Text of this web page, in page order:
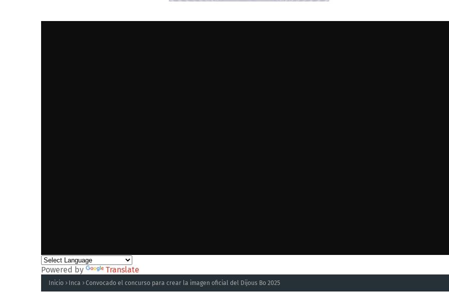
Powered by Translate
Inicio Inca Convocado el concurso para crear la imagen oficial del Dijous Bo 2025